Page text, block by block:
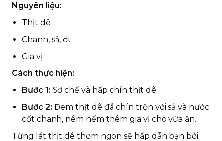
Nguyên liệu:
Thịt dê
Chanh, sả, ớt
Gia vị
Cách thực hiện:
Bước 1: Sơ chế và hấp chín thịt dê
Bước 2: Đem thịt dê đã chín trộn với sả và nước
cốt chanh, nêm nếm thêm gia vị cho vừa ăn.
Từng lát thịt dê thơm ngon sẽ hấp dẫn bạn bởi